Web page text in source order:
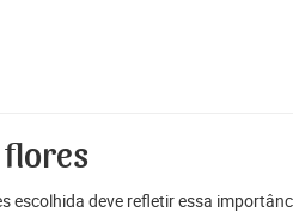
flores
escolhida deve refletir essa